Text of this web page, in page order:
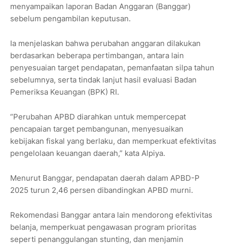
menyampaikan laporan Badan Anggaran (Banggar)
sebelum pengambilan keputusan.
Ia menjelaskan bahwa perubahan anggaran dilakukan
berdasarkan beberapa pertimbangan, antara lain
penyesuaian target pendapatan, pemanfaatan silpa tahun
sebelumnya, serta tindak lanjut hasil evaluasi Badan
Pemeriksa Keuangan (BPK) RI.
“Perubahan APBD diarahkan untuk mempercepat
pencapaian target pembangunan, menyesuaikan
kebijakan fiskal yang berlaku, dan memperkuat efektivitas
pengelolaan keuangan daerah,” kata Alpiya.
Menurut Banggar, pendapatan daerah dalam APBD-P
2025 turun 2,46 persen dibandingkan APBD murni.
Rekomendasi Banggar antara lain mendorong efektivitas
belanja, memperkuat pengawasan program prioritas
seperti penanggulangan stunting, dan menjamin